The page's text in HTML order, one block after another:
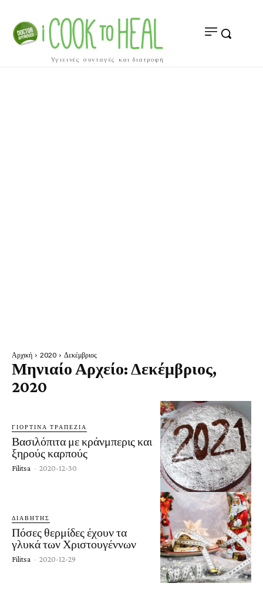
Υγιεινές συνταγές και διατροφή
Αρχική 2020 Δεκέμβριος
Μηνιαίο Αρχείο: Δεκέμβριος,
2020
ΓΙΟΡΤΙΝΆ ΤΡΑΠΈΖΙΑ
Βασιλόπιτα με κράνμπερις και
ξηρούς καρπούς
Filitsa - 2020-12-30
ΔΙΑΒΉΤΗΣ
Πόσες θερμίδες έχουν τα
γλυκά των Χριστουγέννων
Filitsa - 2020-12-29